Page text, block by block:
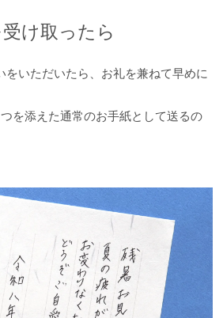
け取ったら
をいただいたら、お礼を兼ねて早めに
を添えた通常のお手紙として送るの